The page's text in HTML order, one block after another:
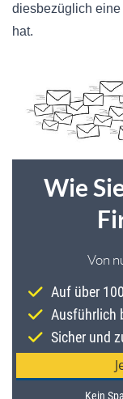
diesbezüglich eine
hat.